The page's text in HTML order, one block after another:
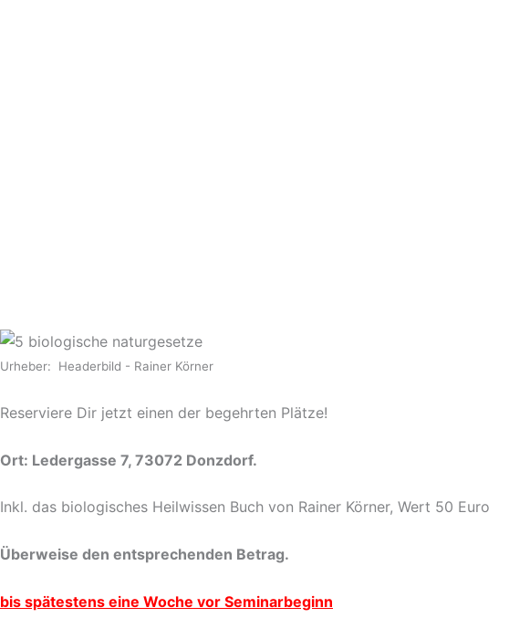
Urheber: Headerbild - Rainer Körner
Reserviere Dir jetzt einen der begehrten Plätze!
Ort: Ledergasse 7, 73072 Donzdorf.
Inkl. das biologisches Heilwissen Buch von Rainer Körner, Wert 50 Euro
Überweise den entsprechenden Betrag.
bis spätestens eine Woche vor Seminarbeginn